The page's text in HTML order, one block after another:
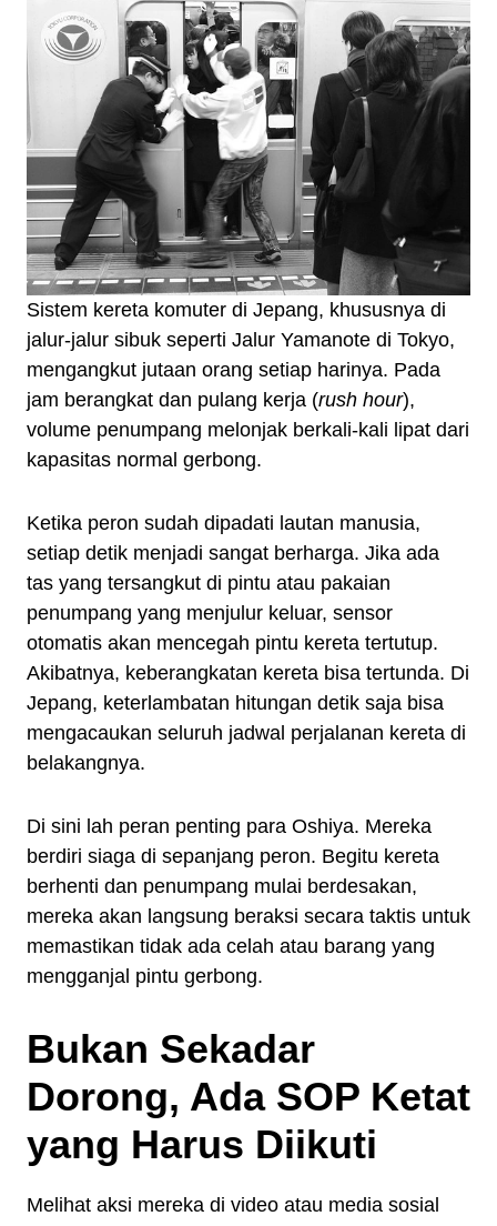
Sistem kereta komuter di Jepang, khususnya di
jalur-jalur sibuk seperti Jalur Yamanote di Tokyo,
mengangkut jutaan orang setiap harinya. Pada
jam berangkat dan pulang kerja (rush hour),
volume penumpang melonjak berkali-kali lipat dari
kapasitas normal gerbong.
Ketika peron sudah dipadati lautan manusia,
setiap detik menjadi sangat berharga. Jika ada
tas yang tersangkut di pintu atau pakaian
penumpang yang menjulur keluar, sensor
otomatis akan mencegah pintu kereta tertutup.
Akibatnya, keberangkatan kereta bisa tertunda. Di
Jepang, keterlambatan hitungan detik saja bisa
mengacaukan seluruh jadwal perjalanan kereta di
belakangnya.
Di sini lah peran penting para Oshiya. Mereka
berdiri siaga di sepanjang peron. Begitu kereta
berhenti dan penumpang mulai berdesakan,
mereka akan langsung beraksi secara taktis untuk
memastikan tidak ada celah atau barang yang
mengganjal pintu gerbong.
Bukan Sekadar
Dorong, Ada SOP Ketat
yang Harus Diikuti
Melihat aksi mereka di video atau media sosial